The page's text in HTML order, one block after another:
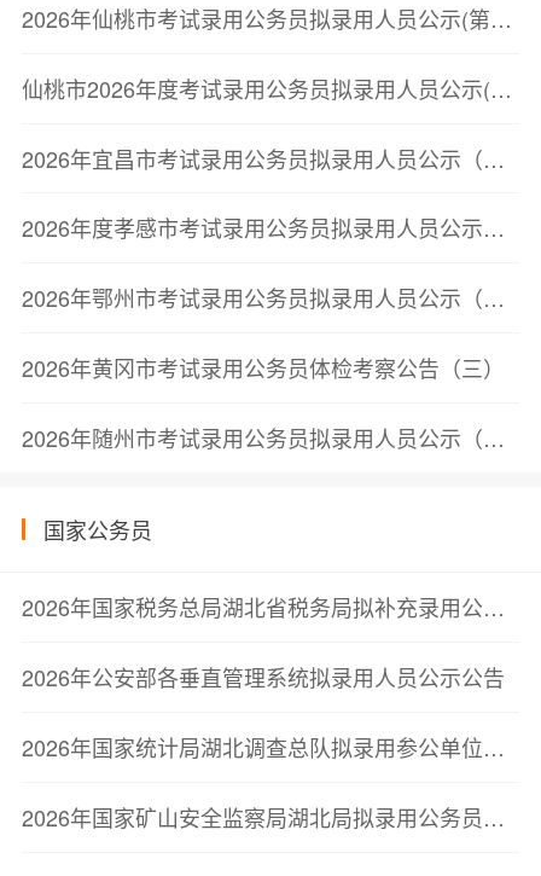
2026年仙桃市考试录用公务员拟录用人员公示(第二批)
仙桃市2026年度考试录用公务员拟录用人员公示(第二批)
2026年宜昌市考试录用公务员拟录用人员公示（第二批）
2026年度孝感市考试录用公务员拟录用人员公示（第二批）
2026年鄂州市考试录用公务员拟录用人员公示（第三批）
2026年黄冈市考试录用公务员体检考察公告（三）
2026年随州市考试录用公务员拟录用人员公示（第三批）
国家公务员
2026年国家税务总局湖北省税务局拟补充录用公务员公示公告（第一批）
2026年公安部各垂直管理系统拟录用人员公示公告
2026年国家统计局湖北调查总队拟录用参公单位工作人员公示公告
2026年国家矿山安全监察局湖北局拟录用公务员公示公告